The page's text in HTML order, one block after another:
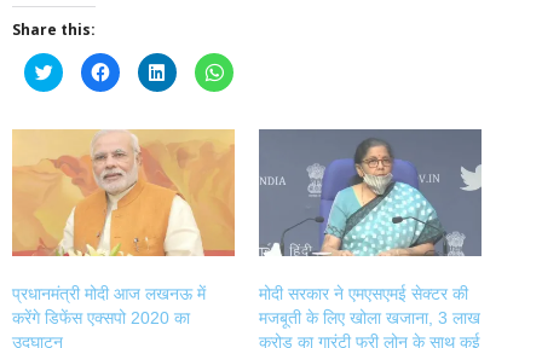
Share this:
Click
to
share
Twitter
(Opens
in
new
window)
Click
to
share
Facebook
(Opens
in
new
window)
Click
to
share
LinkedIn
(Opens
in
new
window)
Click
to
WhatsApp
(Opens
in
window)
प्रधानमंत्री मोदी आज लखनऊ में
करेंगे डिफेंस एक्सपो 2020 का
उद्घाटन
मोदी सरकार ने एमएसएमई सेक्टर की
मजबूती के लिए खोला खजाना, 3 लाख
करोड़ का गारंटी फ्री लोन के साथ कई